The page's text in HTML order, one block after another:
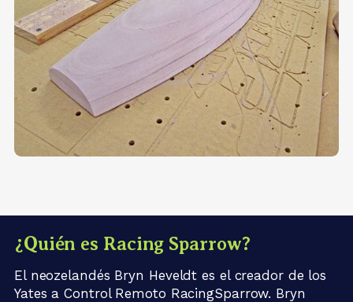
¿Quién es Racing Sparrow?
El neozelandés Bryn Heveldt es el creador de los
Yates a Control Remoto RacingSparrow. Bryn